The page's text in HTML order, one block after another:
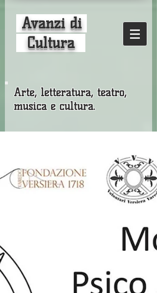
Avanzi di
Cultura
Arte, letteratura, teatro,
musica e cultura.